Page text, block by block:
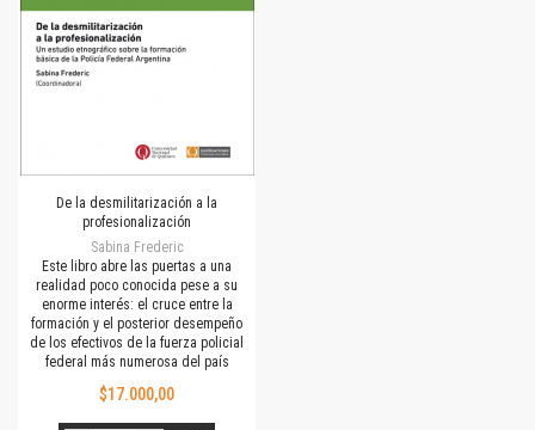
De la desmilitarización a la
profesionalización
Sabina Frederic
Este libro abre las puertas a una
realidad poco conocida pese a su
enorme interés: el cruce entre la
formación y el posterior desempeño
de los efectivos de la fuerza policial
federal más numerosa del país
$17.000,00